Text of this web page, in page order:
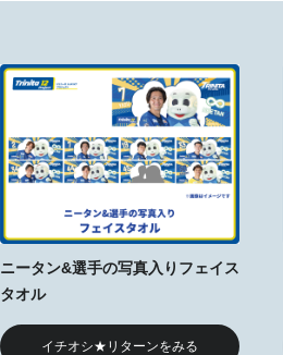
ニータン&選手の写真入りフェイス
タオル
イチオシ★リターンをみる